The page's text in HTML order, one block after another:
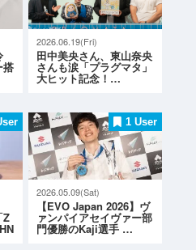
搭
2026.06.19(Fri)
田中美央さん、東山奈央
さんも涙「プラグマタ」
大ヒット記念！…
Z
1 User
2026.05.09(Sat)
【EVO Japan 2026】ヴ
ァンパイアセイヴァー部
門優勝のKaji選手 …